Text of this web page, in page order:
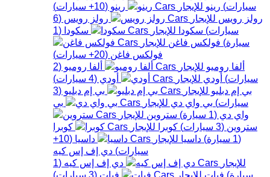
سيارات) رينو رينو (
10+ سيارات)
رولز رويس
رولز رويس (
6
سيارات) سكودا سكودا (
1
سيارة) فولكس فاغن
فولكس فاغن (
20+ سيارات)
ألفا روميو
ألفا روميو (
2
سيارات) أودي أودي (
4 سيارات)
بي إم دبليو
بي إم دبليو (
3
سيارات) بي واي دي
بي
واي دي (
1 سيارة) ستروين
ستروين (
3 سيارات) كوبرا
كوبرا
(
1 سيارة) داسيا داسيا (
10+
سيارات) دي إف إس كيه
دي إف إس كيه (
1